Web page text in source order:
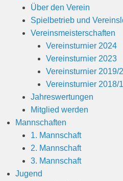
Über den Verein
Spielbetrieb und
Vereinsmeisterschaften
Vereinsturnier 2024
Vereinsturnier 2023
Vereinsturnier 2019/
Vereinsturnier 2018/
Jahreswertungen
Mitglied werden
Mannschaften
1. Mannschaft
2. Mannschaft
3. Mannschaft
Jugend